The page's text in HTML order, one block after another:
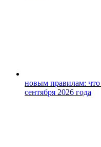
новым правилам: что
сентября 2026 года